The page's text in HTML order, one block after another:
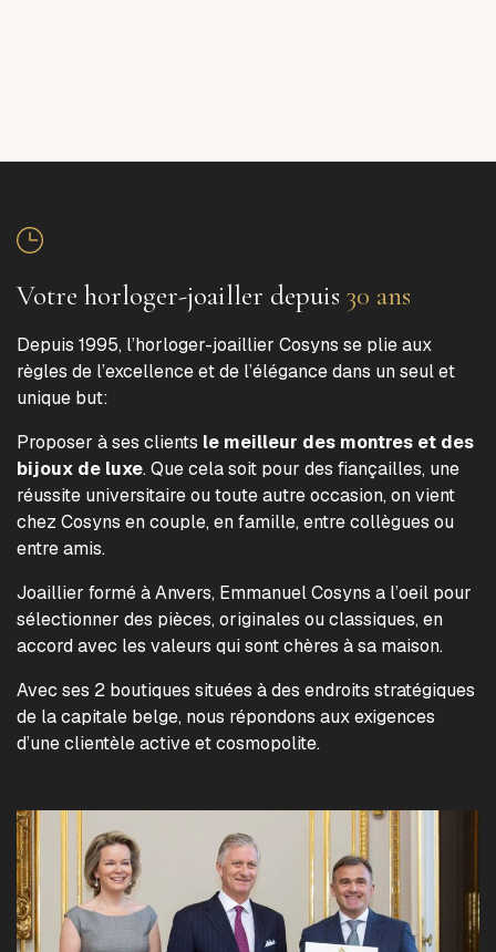
Votre horloger-joailler depuis 30 ans
Depuis 1995, l’horloger-joaillier Cosyns se plie aux
règles de l’excellence et de l’élégance dans un seul et
unique but:
Proposer à ses clients le meilleur des montres et des
bijoux de luxe. Que cela soit pour des fiançailles, une
réussite universitaire ou toute autre occasion, on vient
chez Cosyns en couple, en famille, entre collègues ou
entre amis.
Joaillier formé à Anvers, Emmanuel Cosyns a l’oeil pour
sélectionner des pièces, originales ou classiques, en
accord avec les valeurs qui sont chères à sa maison.
Avec ses 2 boutiques situées à des endroits stratégiques
de la capitale belge, nous répondons aux exigences
d’une clientèle active et cosmopolite.